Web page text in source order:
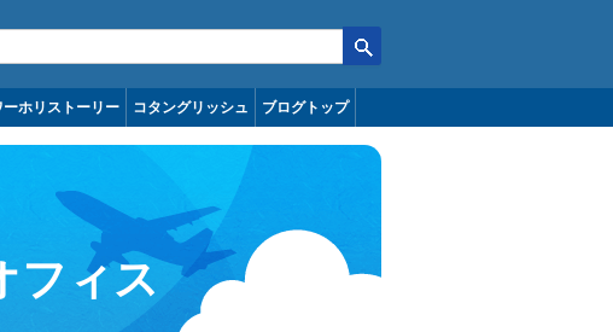
ーホリストーリー コタングリッシュ ブログトップ
フィス